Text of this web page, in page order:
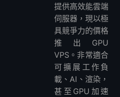
提供高效能雲端
伺服器，現以極
具競爭力的價格
推出GPU
VPS。非常適合
可擴展工作負
載、AI、渲染，
甚至GPU加速